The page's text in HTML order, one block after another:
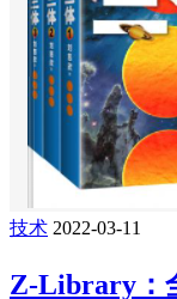
技术 2022-03-11
Z-Library：